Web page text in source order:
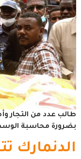
طالب عدد من التجار
بضرورة محاسبة
الدنمارك